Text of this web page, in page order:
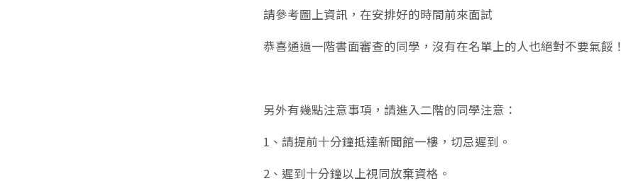
請參考圖上資訊，在安排好的時間前來面試
恭喜通過一階書面審查的同學，沒有在名單上的人也絕對不要氣餒！
另外有幾點注意事項，請進入二階的同學注意：
1、請提前十分鐘抵達新聞館一樓，切忌遲到。
2、遲到十分鐘以上視同放棄資格。